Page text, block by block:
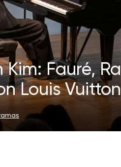
Kim: Fauré,
Louis Vuitton